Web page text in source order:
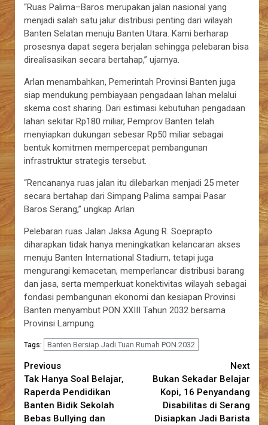
“Ruas Palima–Baros merupakan jalan nasional yang
menjadi salah satu jalur distribusi penting dari wilayah
Banten Selatan menuju Banten Utara. Kami berharap
prosesnya dapat segera berjalan sehingga pelebaran bisa
direalisasikan secara bertahap,” ujarnya.
Arlan menambahkan, Pemerintah Provinsi Banten juga
siap mendukung pembiayaan pengadaan lahan melalui
skema cost sharing. Dari estimasi kebutuhan pengadaan
lahan sekitar Rp180 miliar, Pemprov Banten telah
menyiapkan dukungan sebesar Rp50 miliar sebagai
bentuk komitmen mempercepat pembangunan
infrastruktur strategis tersebut.
“Rencananya ruas jalan itu dilebarkan menjadi 25 meter
secara bertahap dari Simpang Palima sampai Pasar
Baros Serang,” ungkap Arlan
Pelebaran ruas Jalan Jaksa Agung R. Soeprapto
diharapkan tidak hanya meningkatkan kelancaran akses
menuju Banten International Stadium, tetapi juga
mengurangi kemacetan, memperlancar distribusi barang
dan jasa, serta memperkuat konektivitas wilayah sebagai
fondasi pembangunan ekonomi dan kesiapan Provinsi
Banten menyambut PON XXIII Tahun 2032 bersama
Provinsi Lampung.
Tags: Banten Bersiap Jadi Tuan Rumah PON 2032
Continue
Reading
Previous
Tak Hanya Soal Belajar,
Raperda Pendidikan
Banten Bidik Sekolah
Bebas Bullying dan
Next
Bukan Sekadar Belajar
Kopi, 16 Penyandang
Disabilitas di Serang
Disiapkan Jadi Barista